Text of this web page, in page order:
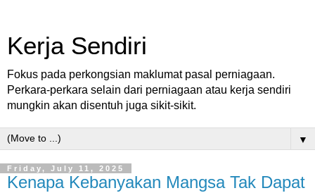
Kerja Sendiri
Fokus pada perkongsian maklumat pasal perniagaan.
Perkara-perkara selain dari perniagaan atau kerja sendiri
mungkin akan disentuh juga sikit-sikit.
▼
Friday, July 11, 2025
Kenapa Kebanyakan Mangsa Tak Dapat